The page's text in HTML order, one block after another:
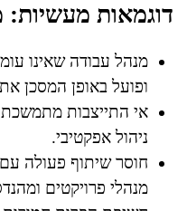
דוגמאות מעשיות:
מנהל עבודה שאינו
ופועל באופן המסכן
אי התייצבות
ניהול אפקטיבי.
חוסר שיתוף פעולה
מנהלי פרויקטים